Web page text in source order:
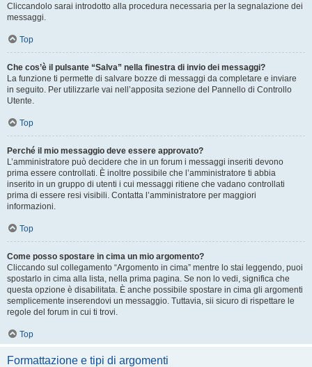
Cliccandolo sarai introdotto alla procedura necessaria per la segnalazione dei
messaggi.
Top
Che cos’è il pulsante “Salva” nella finestra di invio dei messaggi?
La funzione ti permette di salvare bozze di messaggi da completare e inviare
in seguito. Per utilizzarle vai nell’apposita sezione del Pannello di Controllo
Utente.
Top
Perché il mio messaggio deve essere approvato?
L’amministratore può decidere che in un forum i messaggi inseriti devono
prima essere controllati. È inoltre possibile che l’amministratore ti abbia
inserito in un gruppo di utenti i cui messaggi ritiene che vadano controllati
prima di essere resi visibili. Contatta l’amministratore per maggiori
informazioni.
Top
Come posso spostare in cima un mio argomento?
Cliccando sul collegamento “Argomento in cima” mentre lo stai leggendo, puoi
spostarlo in cima alla lista, nella prima pagina. Se non lo vedi, significa che
questa opzione è disabilitata. È anche possibile spostare in cima gli argomenti
semplicemente inserendovi un messaggio. Tuttavia, sii sicuro di rispettare le
regole del forum in cui ti trovi.
Top
Formattazione e tipi di argomenti